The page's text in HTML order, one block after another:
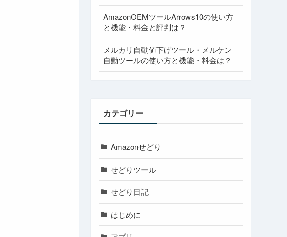
AmazonOEMツールArrows10の使い方
と機能・料金と評判は？
メルカリ自動値下げツール・メルケン
自動ツールの使い方と機能・料金は？
カテゴリー
Amazonせどり
せどりツール
せどり日記
はじめに